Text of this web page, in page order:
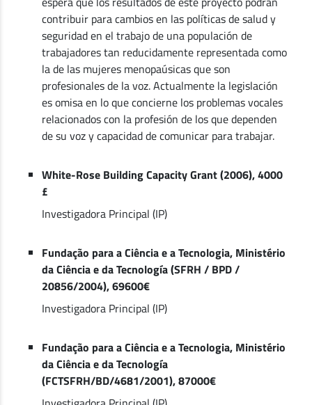
contribuir para cambios en las políticas de salud y
seguridad en el trabajo de una populación de
trabajadores tan reducidamente representada como
la de las mujeres menopaúsicas que son
profesionales de la voz. Actualmente la legislación
es omisa en lo que concierne los problemas vocales
relacionados con la profesión de los que dependen
de su voz y capacidad de comunicar para trabajar.
White-Rose Building Capacity Grant (2006), 4000
£
Investigadora Principal (IP)
Fundação para a Ciência e a Tecnologia, Ministério
da Ciência e da Tecnología (SFRH / BPD /
20856/2004), 69600€
Investigadora Principal (IP)
Fundação para a Ciência e a Tecnologia, Ministério
da Ciência e da Tecnología
(FCTSFRH/BD/4681/2001), 87000€